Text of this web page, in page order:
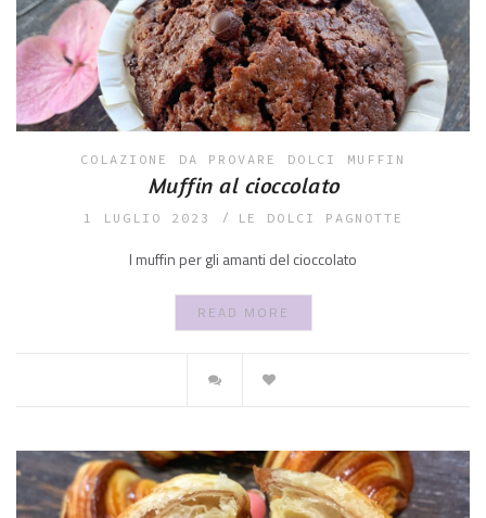
COLAZIONE DA PROVARE DOLCI MUFFIN
Muffin al cioccolato
1 LUGLIO 2023 LE DOLCI PAGNOTTE
I muffin per gli amanti del cioccolato
READ MORE